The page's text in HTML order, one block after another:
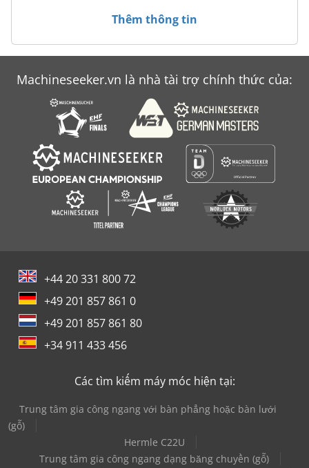
Thêm thông tin
Machineseeker.vn là nhà tài trợ chính thức của:
+44 20 331 800 72
+49 201 857 861 0
+49 201 857 861 80
+34 911 433 456
Các tìm kiếm máy móc hiện tại:
Trung tâm gia công ngang với bàn phẳng hoặc bàn lưới
(gỗ)
Hermle C22U
Trung tâm gia công ngang dạng băng chuyền (gỗ)